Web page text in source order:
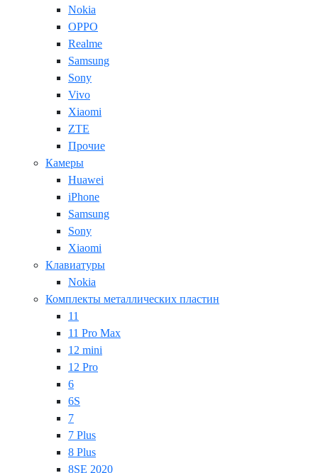
Nokia
OPPO
Realme
Samsung
Sony
Vivo
Xiaomi
ZTE
Прочие
Камеры
Huawei
iPhone
Samsung
Sony
Xiaomi
Клавиатуры
Nokia
Комплекты металлических пластин
11
11 Pro Max
12 mini
12 Pro
6
6S
7
7 Plus
8 Plus
8SE 2020